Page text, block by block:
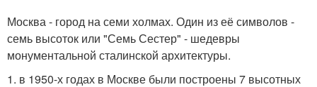
Москва - город на семи холмах. Один из её символов -
семь высоток или "Семь Сестер" - шедевры
монументальной сталинской архитектуры.
1. в 1950-х годах в Москве были построены 7 высотных